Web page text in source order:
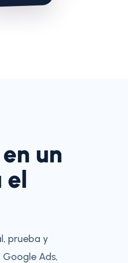
un
el
prueba y
Ads,